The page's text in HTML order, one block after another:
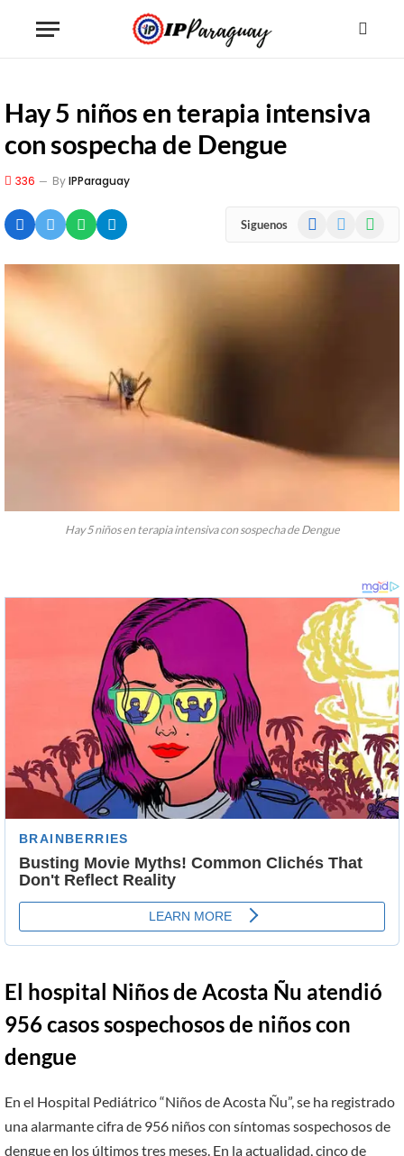
Hay 5 niños en terapia intensiva
con sospecha de Dengue
336 ByIPParaguay
Siguenos Facebook
Hay 5 niños en terapia intensiva con sospecha de Dengue
El hospital Niños de Acosta Ñu atendió
956 casos sospechosos de niños con
dengue
En el Hospital Pediátrico “Niños de Acosta Ñu”, se ha registrado
una alarmante cifra de 956 niños con síntomas sospechosos de
dengue en los últimos tres meses. En la actualidad, cinco de